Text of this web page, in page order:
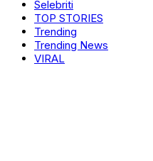
Selebriti
TOP STORIES
Trending
Trending News
VIRAL